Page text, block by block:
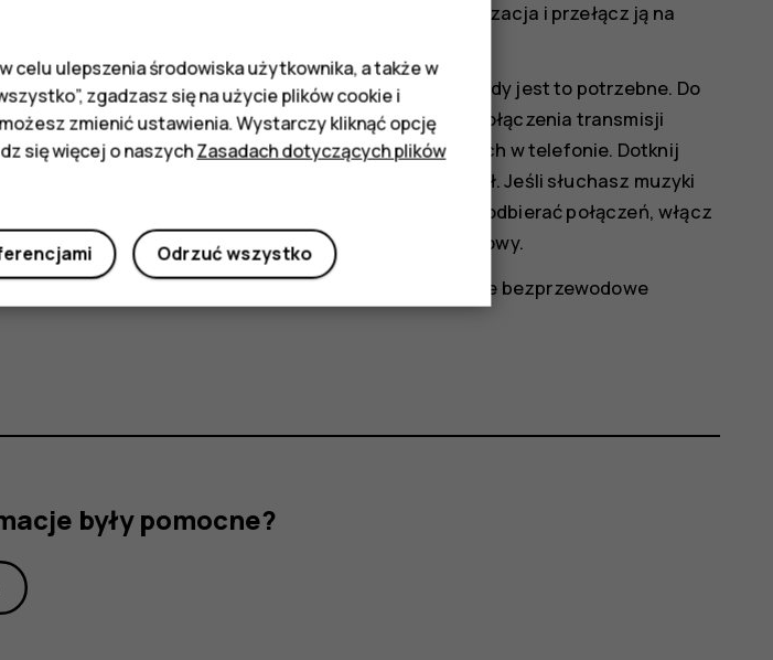
Lokalizacja i przełącz ją na
sieciowego wybiórczo: włączaj Bluetooth tylko, gdy jest to potrzebne. Do
Internetem używaj sieci Wi-Fi zamiast komórkowego połączenia transmisji
wyszukiwanie dostępnych sieci bezprzewodowych w telefonie. Dotknij
Wył. Jeśli słuchasz muzyki
używasz telefonu, ale nie chcesz nawiązywać ani odbierać połączeń, włącz
DotknijUstawienia > Sieć i Internet Tryb samolotowy.
połączenia z siecią komórkową i wyłącza funkcje bezprzewodowe
były pomocne?
celu ulepszenia środowiska użytkownika, a także w
zgadzasz się na użycie plików cookie i
zmienić ustawienia. Wystarczy kliknąć opcję
się więcej o naszychZasadach dotyczących plików
Odrzuć wszystko